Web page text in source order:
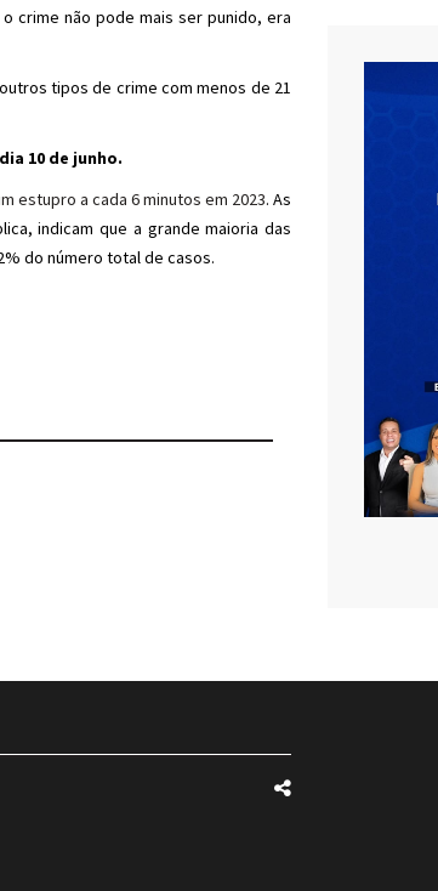
crime não pode mais ser punido, era
tipos de crime com menos de 21
10 de junho.
estupro a cada 6 minutos em 2023. As
indicam que a grande maioria das
do número total de casos.